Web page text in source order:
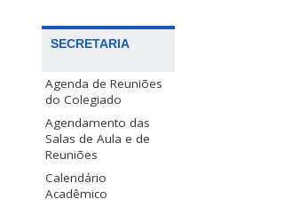
SECRETARIA
Agenda de Reuniões
do Colegiado
Agendamento das
Salas de Aula e de
Reuniões
Calendário
Acadêmico